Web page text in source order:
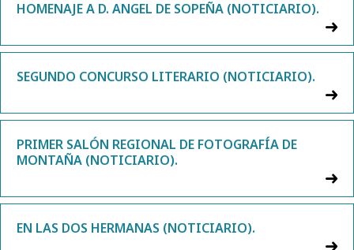
HOMENAJE A D. ANGEL DE SOPEÑA (NOTICIARIO).
SEGUNDO CONCURSO LITERARIO (NOTICIARIO).
PRIMER SALÓN REGIONAL DE FOTOGRAFÍA DE
MONTAÑA (NOTICIARIO).
EN LAS DOS HERMANAS (NOTICIARIO).